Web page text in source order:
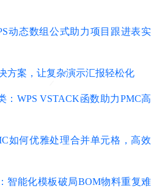
动态数组公式助力项目跟进表实
方案，让复杂演示汇报轻松化
：WPS VSTACK函数助力PMC高
如何优雅处理合并单元格，高效
智能化模板破局BOM物料重复难